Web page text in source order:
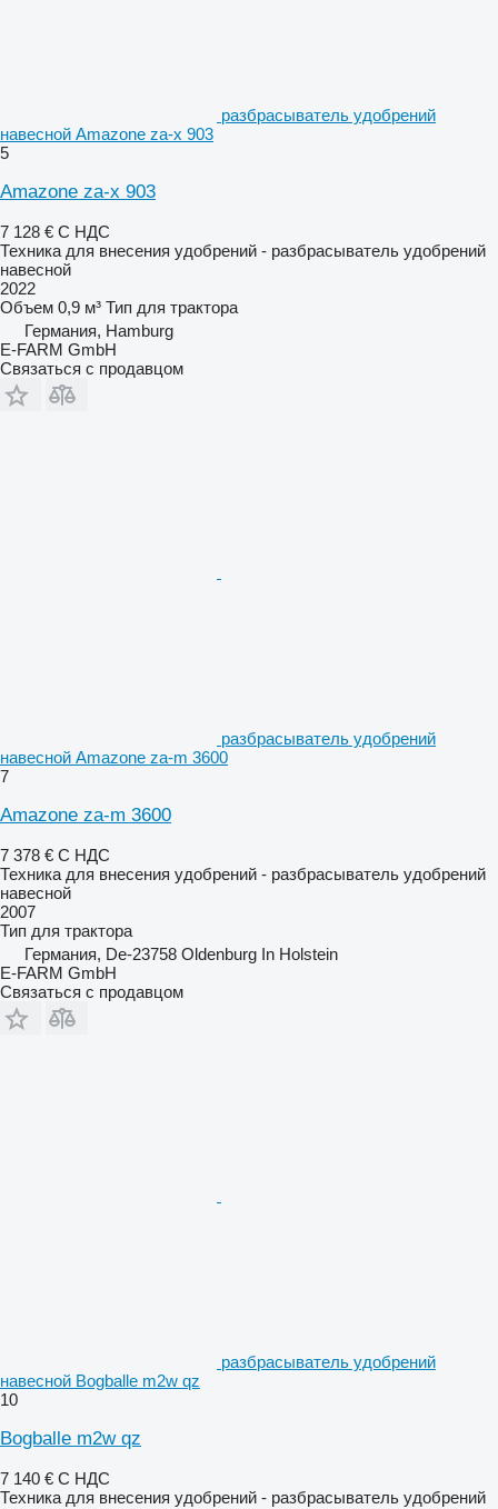
разбрасыватель удобрений
навесной Amazone za-x 903
5
Amazone za-x 903
7 128 € С НДС
Техника для внесения удобрений - разбрасыватель удобрений
навесной
2022
Объем 0,9 м³ Тип для трактора
Германия, Hamburg
E-FARM GmbH
Связаться с продавцом
разбрасыватель удобрений
навесной Amazone za-m 3600
7
Amazone za-m 3600
7 378 € С НДС
Техника для внесения удобрений - разбрасыватель удобрений
навесной
2007
Тип для трактора
Германия, De-23758 Oldenburg In Holstein
E-FARM GmbH
Связаться с продавцом
разбрасыватель удобрений
навесной Bogballe m2w qz
10
Bogballe m2w qz
7 140 € С НДС
Техника для внесения удобрений - разбрасыватель удобрений